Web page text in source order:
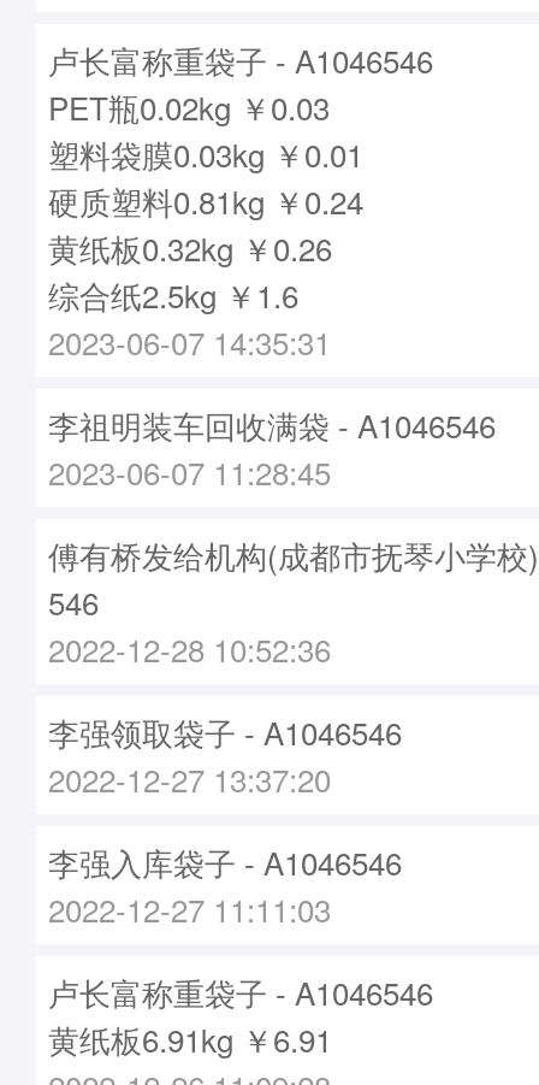
卢长富称重袋子 - A1046546
PET瓶0.02kg ￥0.03
塑料袋膜0.03kg ￥0.01
硬质塑料0.81kg ￥0.24
黄纸板0.32kg ￥0.26
综合纸2.5kg ￥1.6
2023-06-07 14:35:31
李祖明装车回收满袋 - A1046546
2023-06-07 11:28:45
傅有桥发给机构(成都市抚琴小学校
546
2022-12-28 10:52:36
李强领取袋子 - A1046546
2022-12-27 13:37:20
李强入库袋子 - A1046546
2022-12-27 11:11:03
卢长富称重袋子 - A1046546
黄纸板6.91kg ￥6.91